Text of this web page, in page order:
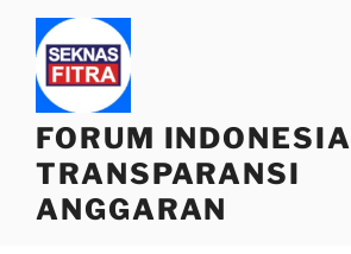
content
FORUM INDONESIA
TRANSPARANSI
ANGGARAN